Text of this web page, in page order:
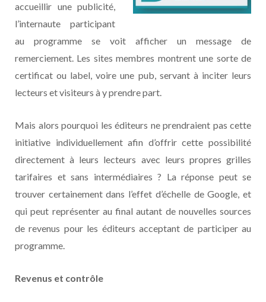
accueillir une publicité,
l’internaute participant
au programme se voit afficher un message de
remerciement. Les sites membres montrent une sorte de
certificat ou label, voire une pub, servant à inciter leurs
lecteurs et visiteurs à y prendre part.
Mais alors pourquoi les éditeurs ne prendraient pas cette
initiative individuellement afin d’offrir cette possibilité
directement à leurs lecteurs avec leurs propres grilles
tarifaires et sans intermédiaires ? La réponse peut se
trouver certainement dans l’effet d’échelle de Google, et
qui peut représenter au final autant de nouvelles sources
de revenus pour les éditeurs acceptant de participer au
programme.
Revenus et contrôle